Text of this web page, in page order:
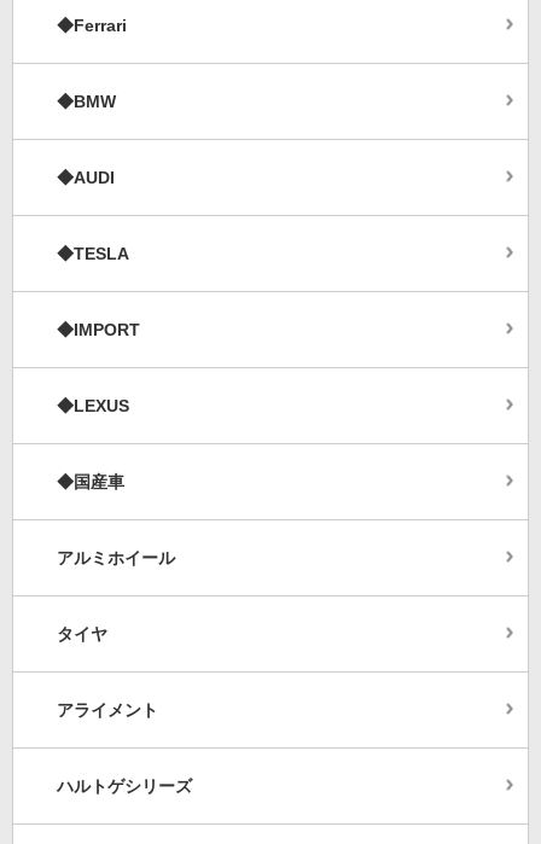
◆Ferrari
◆BMW
◆AUDI
◆TESLA
◆IMPORT
◆LEXUS
◆国産車
アルミホイール
タイヤ
アライメント
ハルトゲシリーズ